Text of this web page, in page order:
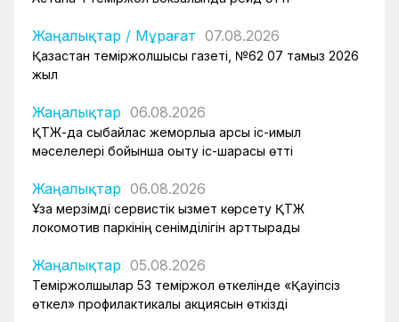
Жаңалықтар / Мұрағат 07.08.2026
Қазақстан теміржолшысы газеті, №62 07 тамыз 2026
жыл
Жаңалықтар 06.08.2026
ҚТЖ-да сыбайлас жемқорлыққа қарсы іс-қимыл
мәселелері бойынша оқыту іс-шарасы өтті
Жаңалықтар 06.08.2026
Ұзақ мерзімді сервистік қызмет көрсету ҚТЖ
локомотив паркінің сенімділігін арттырады
Жаңалықтар 05.08.2026
Теміржолшылар 53 теміржол өткелінде «Қауіпсіз
өткел» профилактикалық акциясын өткізді